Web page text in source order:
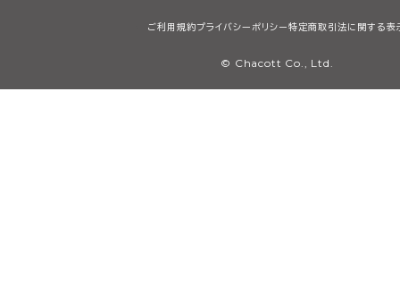
ご利用規約プライバシーポリシー特定商取引法に関する表
© Chacott Co., Ltd.